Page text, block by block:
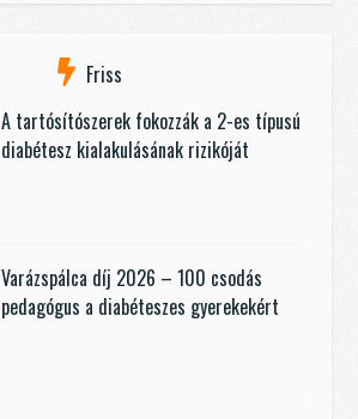
Friss
A tartósítószerek fokozzák a 2-es típusú
diabétesz kialakulásának rizikóját
Varázspálca díj 2026 – 100 csodás
pedagógus a diabéteszes gyerekekért